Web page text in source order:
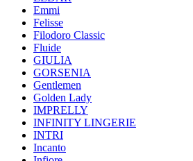
Emmi
Felisse
Filodoro Classic
Fluide
GIULIA
GORSENIA
Gentlemen
Golden Lady
IMPRELLY
INFINITY LINGERIE
INTRI
Incanto